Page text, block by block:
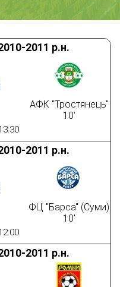
2011 р.н.
АФК "Тростянець"
10'
2011 р.н.
ФЦ "Барса" (Суми)
10'
2011 р.н.